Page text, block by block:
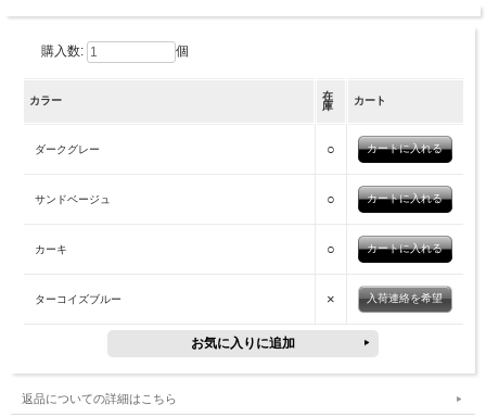
購入数: 個
カラー
在
庫
カート
ダークグレー ○
サンドベージュ ○
カーキ ○
ターコイズブルー × 入荷連絡を希望
返品についての詳細はこちら